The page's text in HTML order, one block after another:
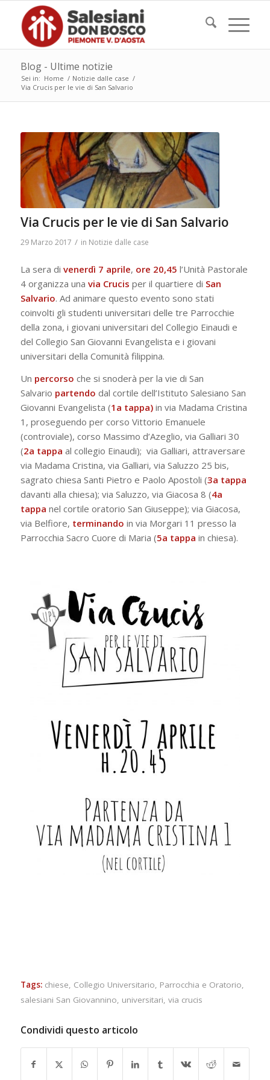
Blog - Ultime notizie
Sei in: Home / Notizie dalle case /
Via Crucis per le vie di San Salvario
Via Crucis per le vie di San Salvario
29 Marzo 2017 / in Notizie dalle case
La sera di venerdì 7 aprile, ore 20,45 l’Unità Pastorale
4 organizza una via Crucis per il quartiere di San
Salvario. Ad animare questo evento sono stati
coinvolti gli studenti universitari delle tre Parrocchie
della zona, i giovani universitari del Collegio Einaudi e
del Collegio San Giovanni Evangelista e i giovani
universitari della Comunità filippina.
Un percorso che si snoderà per la vie di San
Salvario partendo dal cortile dell’Istituto Salesiano San
Giovanni Evangelista (1a tappa)in via Madama Cristina
1, proseguendo per corso Vittorio Emanuele
(controviale), corso Massimo d’Azeglio, via Galliari 30
(2a tappa al collegio Einaudi); via Galliari, attraversare
via Madama Cristina, via Galliari, via Saluzzo 25 bis,
sagrato chiesa Santi Pietro e Paolo Apostoli (3a tappa
davanti alla chiesa); via Saluzzo, via Giacosa 8 (4a
tappa nel cortile oratorio San Giuseppe); via Giacosa,
via Belfiore, terminando in via Morgari 11 presso la
Parrocchia Sacro Cuore di Maria (5a tappa in chiesa).
Tags: chiese, Collegio Universitario, Parrocchia e Oratorio,
salesiani San Giovannino, universitari, via crucis
Condividi questo articolo